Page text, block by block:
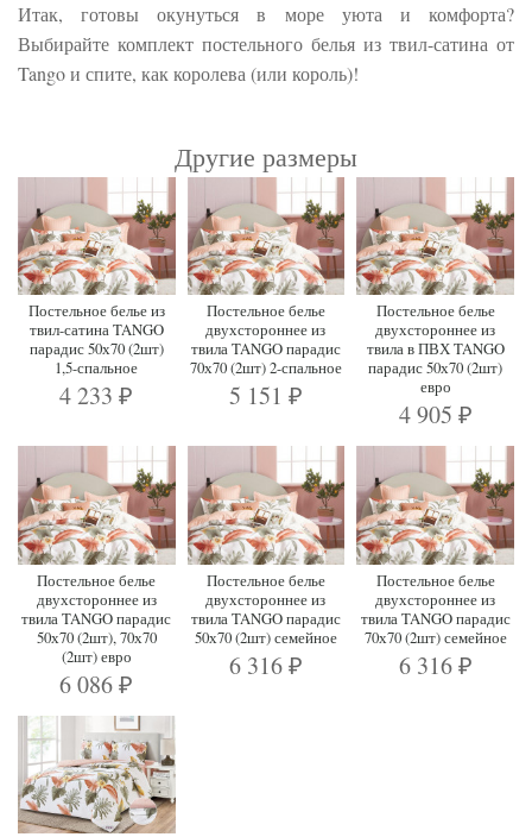
Итак, готовы окунуться в море уюта и комфорта?
Выбирайте комплект постельного белья из твил-сатина от
Tango и спите, как королева (или король)!
Другие размеры
Постельное белье из
твил-сатина TANGO
парадис 50х70 (2шт)
1,5-спальное
4 233₽
Постельное белье
двухстороннее из
твила TANGO парадис
70х70 (2шт) 2-спальное
5 151 ₽
Постельное белье
двухстороннее из
твила в ПВХ TANGO
парадис 50х70 (2шт)
евро
4 905 ₽
Постельное белье
двухстороннее из
твила TANGO парадис
50х70 (2шт), 70х70
(2шт) евро
6 086₽
Постельное белье
двухстороннее из
твила TANGO парадис
50х70 (2шт) семейное
6 316 ₽
Постельное белье
двухстороннее из
твила TANGO парадис
70х70 (2шт) семейное
6 316 ₽